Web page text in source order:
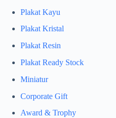
Plakat Kayu
Plakat Kristal
Plakat Resin
Plakat Ready Stock
Miniatur
Corporate Gift
Award & Trophy